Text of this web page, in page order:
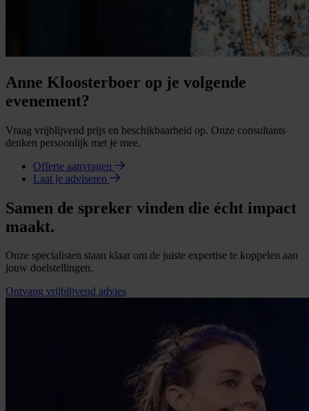
Anne Kloosterboer op je volgende
evenement?
Vraag vrijblijvend prijs en beschikbaarheid op. Onze consultants
denken persoonlijk met je mee.
Offerte aanvragen
Laat je adviseren
Samen de spreker vinden die écht impact
maakt.
Onze specialisten staan klaar om de juiste expertise te koppelen aan
jouw doelstellingen.
Ontvang vrijblijvend advies